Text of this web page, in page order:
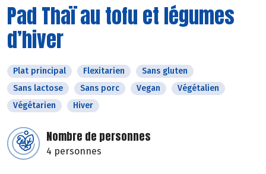
Pad Thaï au tofu et légumes
d’hiver
Plat principal Flexitarien
Sans gluten
Sans lactose
Sans porc Vegan
Végétalien
Végétarien
Hiver
Nombre de personnes
4 personnes